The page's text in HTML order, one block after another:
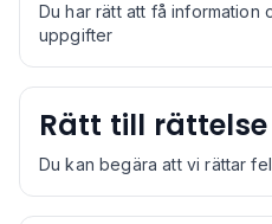
Du har rätt att få information
uppgifter
Rätt till rättelse
Du kan begära att vi rättar